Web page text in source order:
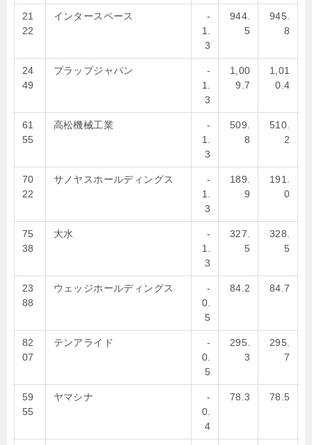
21
22
インタースペース
-
1.
3
944.
5
945.
8
24
49
プラップジャパン
-
1.
3
1,00
9.7
1,01
0.4
61
55
高松機械工業
-
1.
3
509.
8
510.
2
70
22
サノヤスホールディングス
-
1.
3
189.
9
191.
0
75
38
大水
-
1.
3
327.
5
328.
5
23
88
ウェッジホールディングス
-
0.
5
84.2 84.7
82
07
テンアライド
-
0.
5
295.
3
295.
7
59
55
ヤマシナ
-
0.
4
78.3 78.5